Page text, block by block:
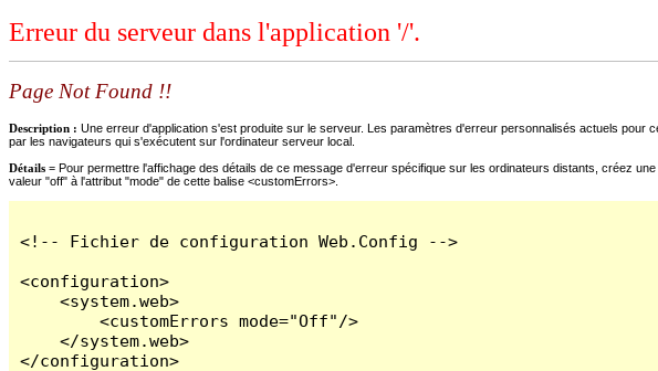
Erreur du serveur dans l'application '/'.
Page Not Found !!
Description : Une erreur d'application s'est produite sur le serveur. Les paramètres d'erreur personnalisés actuels
par les navigateurs qui s'exécutent sur l'ordinateur serveur local.
Détails = Pour permettre l'affichage des détails de ce message d'erreur spécifique sur les ordinateurs distants, créez
valeur "off" à l'attribut "mode" de cette balise <customErrors>.
<!-- Fichier de configuration Web.Config -->
<configuration>
    <system.web>
        <customErrors mode="Off"/>
    </system.web>
</configuration>